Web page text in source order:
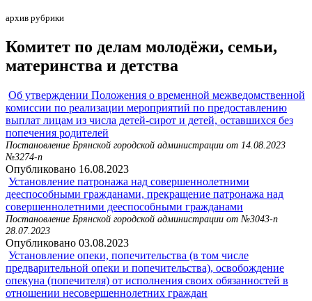
архив рубрики
Комитет по делам молодёжи, семьи,
материнства и детства
Об утверждении Положения о временной межведомственной
комиссии по реализации мероприятий по предоставлению
выплат лицам из числа детей-сирот и детей, оставшихся без
попечения родителей
Постановление Брянской городской администрации от 14.08.2023
№3274-п
Опубликовано 16.08.2023
Установление патронажа над совершеннолетними
дееспособными гражданами, прекращение патронажа над
совершеннолетними дееспособными гражданами
Постановление Брянской городской администрации от №3043-п
28.07.2023
Опубликовано 03.08.2023
Установление опеки, попечительства (в том числе
предварительной опеки и попечительства), освобождение
опекуна (попечителя) от исполнения своих обязанностей в
отношении несовершеннолетних граждан